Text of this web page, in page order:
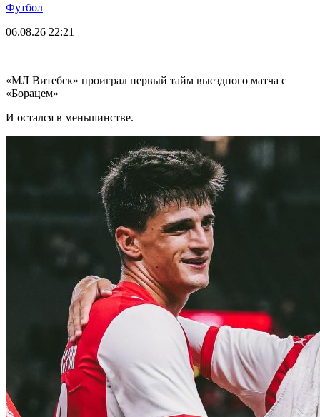
Футбол
06.08.26 22:21
«МЛ Витебск» проиграл первый тайм выездного матча с
«Борацем»
И остался в меньшинстве.